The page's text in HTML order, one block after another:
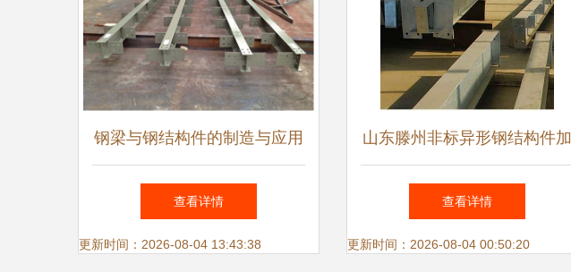
钢梁与钢结构件的制造与应用
分析
查看详情
更新时间：2026-08-04 13:43:38
山东滕州非标异形钢结构件加
工 20年专注，铸就工业脊梁
查看详情
更新时间：2026-08-04 00:50:20